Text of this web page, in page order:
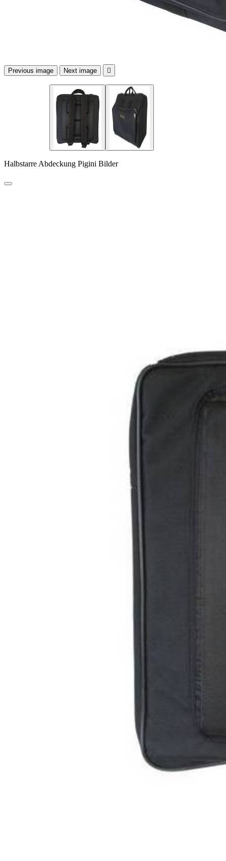
Previous image Next image 
Halbstarre Abdeckung Pigini Bilder